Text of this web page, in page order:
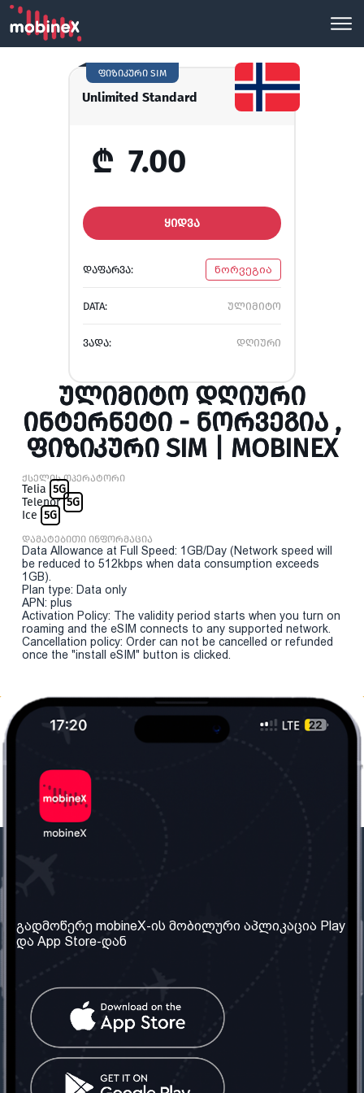
Unlimited Standard
ფიზიკური SIM
₾ 7.00
ᲧᲘᲓᲕᲐ
ᲓᲐᲤᲐᲠᲕᲐ: ნორვეგია
DATA: ულიმიტო
ᲕᲐᲓᲐ: დღიური
ᲣᲚᲘᲛᲘᲢᲝ ᲓᲦᲘᲣᲠᲘ
ᲘᲜᲢᲔᲠᲜᲔᲢᲘ - ᲜᲝᲠᲕᲔᲒᲘᲐ ,
ᲤᲘᲖᲘᲙᲣᲠᲘ SIM | MOBINEX
ქსელის ოპერატორი
Telia 5G
Telenor 5G
Ice 5G
დამატებითი ინფორმაცია
Data Allowance at Full Speed: 1GB/Day (Network speed will
be reduced to 512kbps when data consumption exceeds
1GB).
Plan type: Data only
APN: plus
Activation Policy: The validity period starts when you turn on
roaming and the eSIM connects to any supported network.
Cancellation policy: Order can not be cancelled or refunded
once the "install eSIM" button is clicked.
ჩვენ შესახებ
ჩვენი სერვისები
წესები და პირობები
კითხვები
კონტაქტი
საქართველო: თბილისი
სოციალური ქსელი
გადმოწერე mobineX-ის მობილური აპლიკაცია Play
და App Store-დან